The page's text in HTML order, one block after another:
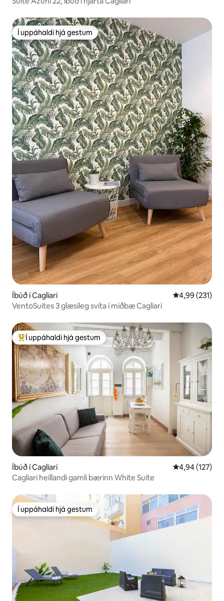
Í uppáhaldi hjá gestum
Í uppáhaldi hjá gestum
Íbúð í Cagliari 4,99 af 5 í
4,99 (231)
VentoSuites 3 glæsileg svíta í miðbæ Cagliari
Í mestu uppáhaldi hjá gestum
Í uppáhaldi hjá gestum
Íbúð í Cagliari 4,94 af 5 í
4,94 (127)
Cagliari heillandi gamli bærinn White Suite
Í uppáhaldi hjá gestum
Í uppáhaldi hjá gestum